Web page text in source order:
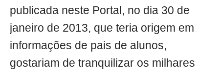
publicada neste Portal, no dia 30 de
janeiro de 2013, que teria origem em
informações de pais de alunos,
gostariam de tranquilizar os milhares